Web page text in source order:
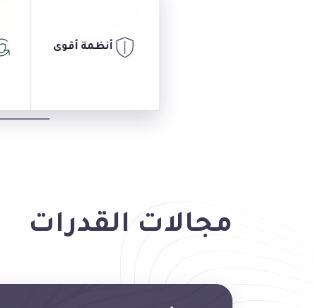
سياسي
أنظمة أقوى
مجالات القدرات